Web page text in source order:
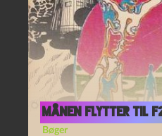
Månen flytter til
Bøger